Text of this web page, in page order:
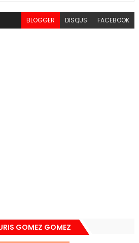
BLOGGER DISQUS FACEBOOK
GOMEZ GOMEZ